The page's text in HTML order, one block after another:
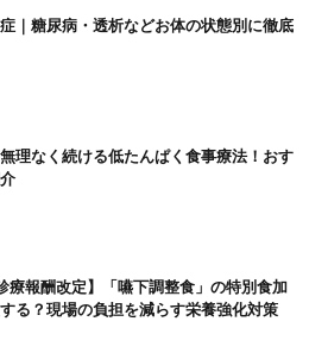
｜糖尿病・透析などお体の状態別に徹底
無理なく続ける低たんぱく食事療法！おす
療報酬改定】「嚥下調整食」の特別食加
る？現場の負担を減らす栄養強化対策